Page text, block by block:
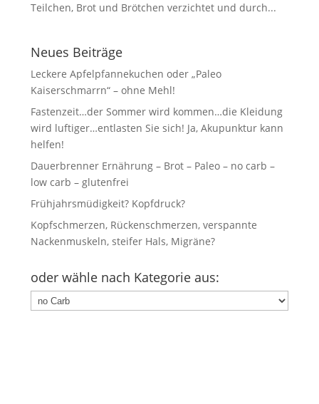
Teilchen, Brot und Brötchen verzichtet und durch...
Neues Beiträge
Leckere Apfelpfannekuchen oder „Paleo
Kaiserschmarrn“ – ohne Mehl!
Fastenzeit…der Sommer wird kommen…die Kleidung
wird luftiger…entlasten Sie sich! Ja, Akupunktur kann
helfen!
Dauerbrenner Ernährung – Brot – Paleo – no carb –
low carb – glutenfrei
Frühjahrsmüdigkeit? Kopfdruck?
Kopfschmerzen, Rückenschmerzen, verspannte
Nackenmuskeln, steifer Hals, Migräne?
oder wähle nach Kategorie aus:
oder
wähle